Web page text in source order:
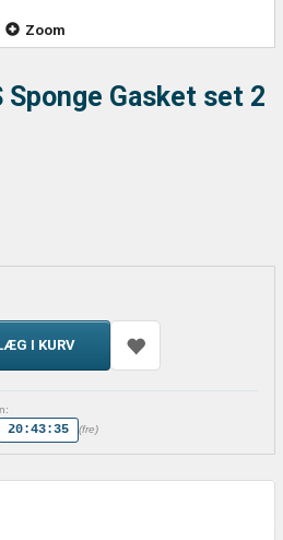
Zoom
Sponge Gasket set 2
I KURV
20:43:34 (fre)